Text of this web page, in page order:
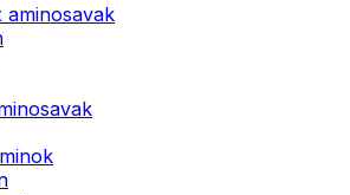
aminosavak